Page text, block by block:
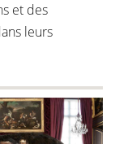
et des
leurs